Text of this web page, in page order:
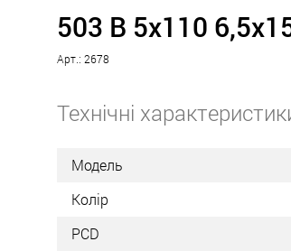
503 B 5x110
Арт.: 2678
Технічні
Модель
Колір
PCD